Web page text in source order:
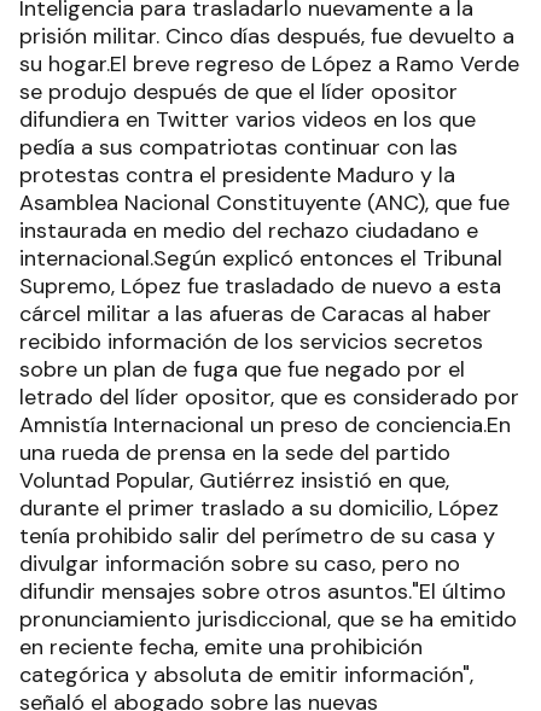
Inteligencia para trasladarlo nuevamente a la
prisión militar. Cinco días después, fue devuelto a
su hogar.El breve regreso de López a Ramo Verde
se produjo después de que el líder opositor
difundiera en Twitter varios videos en los que
pedía a sus compatriotas continuar con las
protestas contra el presidente Maduro y la
Asamblea Nacional Constituyente (ANC), que fue
instaurada en medio del rechazo ciudadano e
internacional.Según explicó entonces el Tribunal
Supremo, López fue trasladado de nuevo a esta
cárcel militar a las afueras de Caracas al haber
recibido información de los servicios secretos
sobre un plan de fuga que fue negado por el
letrado del líder opositor, que es considerado por
Amnistía Internacional un preso de conciencia.En
una rueda de prensa en la sede del partido
Voluntad Popular, Gutiérrez insistió en que,
durante el primer traslado a su domicilio, López
tenía prohibido salir del perímetro de su casa y
divulgar información sobre su caso, pero no
difundir mensajes sobre otros asuntos."El último
pronunciamiento jurisdiccional, que se ha emitido
en reciente fecha, emite una prohibición
categórica y absoluta de emitir información",
señaló el abogado sobre las nuevas